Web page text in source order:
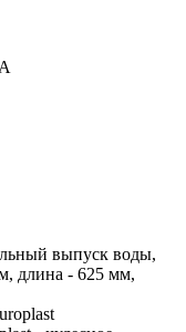
выпуск воды,
длина - 625 мм,